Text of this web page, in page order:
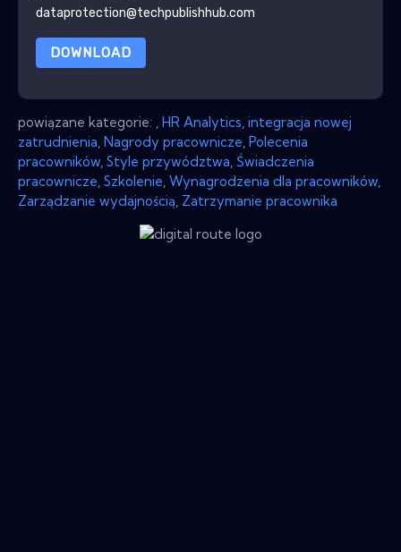
dataprotection@techpublishhub.com
DOWNLOAD
powiązane kategorie: HR Analytics integracja nowej
zatrudnienia Nagrody pracownicze Polecenia
pracowników Style przywództwa Świadczenia
pracownicze Szkolenie Wynagrodzenia dla pracowników
Zarządzanie wydajnością Zatrzymanie pracownika